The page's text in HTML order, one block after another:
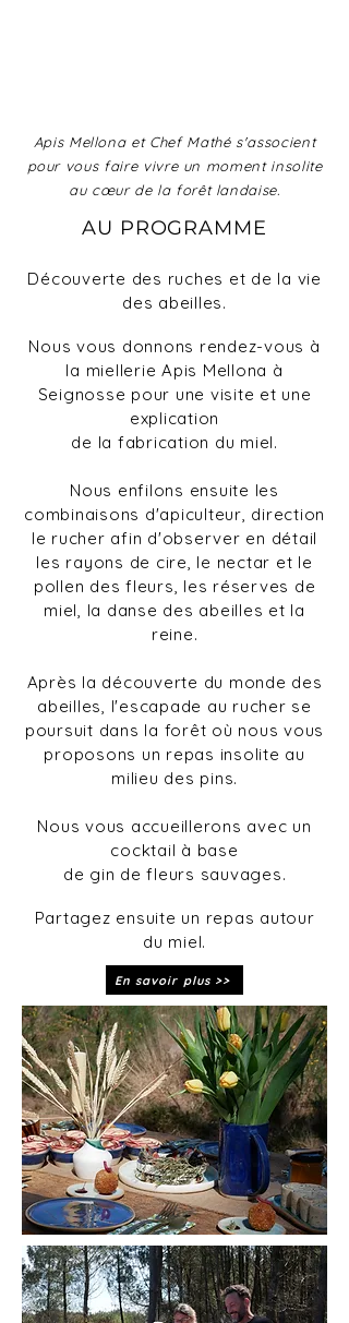
Apis Mellona et Chef Mathé s'associent
pour vous faire vivre un moment insolite
au cœurde la forêt landaise.
AU PROGRAMME
Découverte des ruches et de la vie
des abeilles.
Nous vous donnons rendez-vous à
la miellerie Apis Mellona à
Seignosse pour une visite et une
explication
de la fabrication du miel.
Nous enfilons ensuite les
combinaisons d'apiculteur, direction
le rucher afin d'observer en détail
les rayons de cire, le nectar et le
pollen des fleurs, les réserves de
miel, la danse des abeilles et la
reine.
Après la découverte du monde des
abeilles, l'escapade au rucher se
poursuit dans la forêt où nous vous
proposons un repas insolite au
milieu des pins.
Nous vous accueillerons avec un
cocktail à base
de gin de fleurs sauvages.
Partagez ensuite un repas autour
du miel.
En savoir plus >>